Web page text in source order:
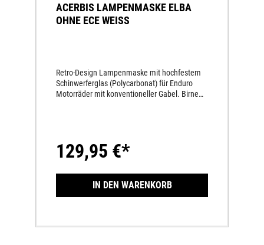
ACERBIS LAMPENMASKE ELBA
OHNE ECE WEISS
Retro-Design Lampenmaske mit hochfestem
Schinwerferglas (Polycarbonat) für Enduro
Motorräder mit konventioneller Gabel. Birne
129,95 €*
IN DEN WARENKORB